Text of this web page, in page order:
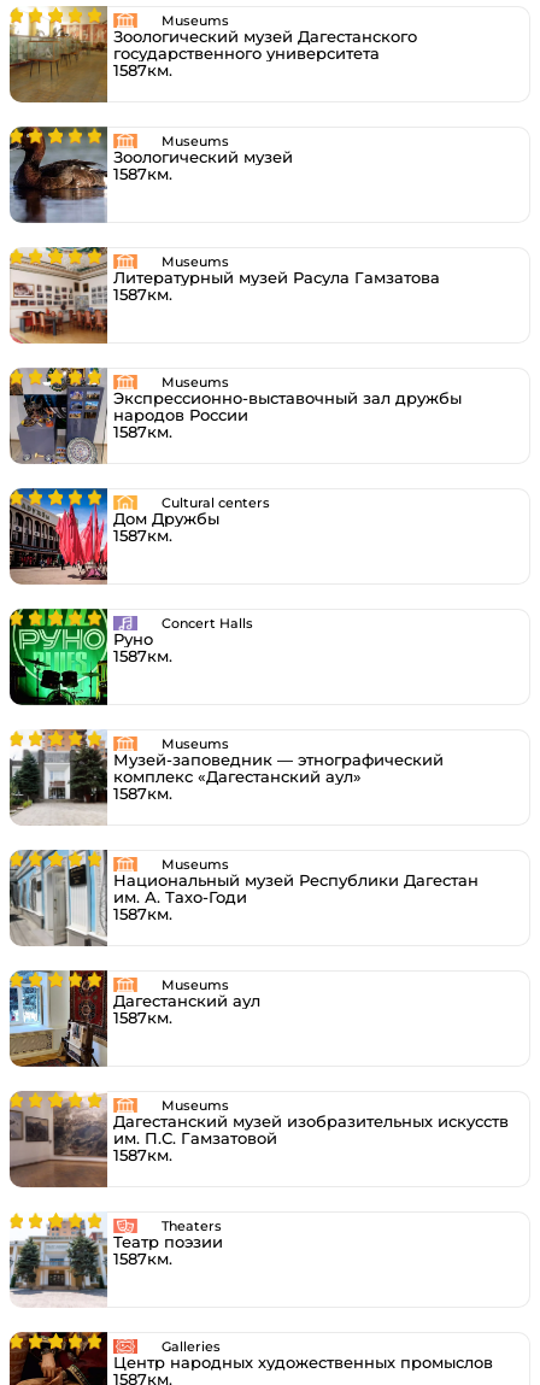
Museums
Зоологический музей Дагестанского
государственного университета
1587км.
Museums
Зоологический музей
1587км.
Museums
Литературный музей Расула Гамзатова
1587км.
Museums
Экспрессионно-выставочный зал дружбы
народов России
1587км.
Cultural centers
Дом Дружбы
1587км.
Concert Halls
Руно
1587км.
Museums
Музей-заповедник — этнографический
комплекс «Дагестанский аул»
1587км.
Museums
Национальный музей Республики Дагестан
им. А. Тахо-Годи
1587км.
Museums
Дагестанский аул
1587км.
Museums
Дагестанский музей изобразительных искусств
им. П.С. Гамзатовой
1587км.
Theaters
Театр поэзии
1587км.
Galleries
Центр народных художественных промыслов
1587км.